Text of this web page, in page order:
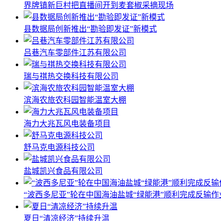
界牌镇新巨村把直播间开到麦套椒采摘现场
县数据局创新推出“勘验即发证”新模式
吕巷汽车零部件江苏有限公司
瑞与祺热交换科技有限公司
滨海农旅农科园智能温室大棚
海力大兆瓦风电装备项目
舒马克电源科技公司
盐城凯兴食品有限公司
“波西多尼亚”轮在中国海油盐城“绿能港”顺利完成反输作
夏日“清凉经济”持续升温